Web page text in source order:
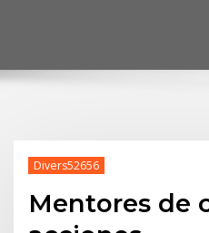
Divers52656
Mentores de